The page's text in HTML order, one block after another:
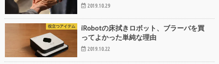
2019.10.29
役立つアイテム
iRobotの床拭きロボット、ブラーバを買
ってよかった単純な理由
2019.10.22